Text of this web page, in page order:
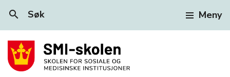
search Søk Meny